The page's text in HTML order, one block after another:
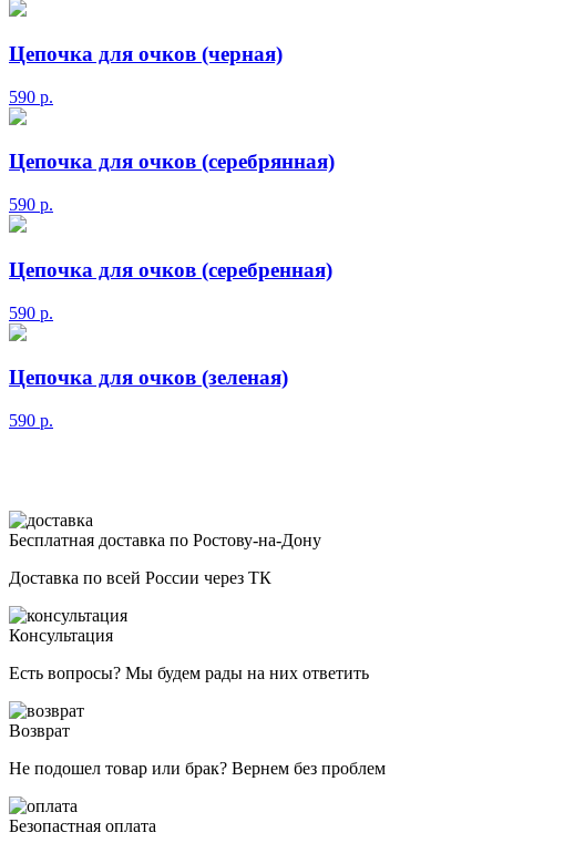
Цепочка для очков (черная)
590 р.
Цепочка для очков (серебрянная)
590 р.
Цепочка для очков (серебренная)
590 р.
Цепочка для очков (зеленая)
590 р.
Бесплатная доставка по Ростову-на-Дону
Доставка по всей России через ТК
Консультация
Есть вопросы? Мы будем рады на них ответить
Возврат
Не подошел товар или брак? Вернем без проблем
Безопастная оплата